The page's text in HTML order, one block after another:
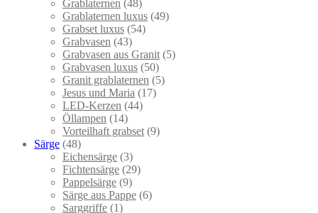
Grablaternen (48)
Grablaternen luxus (49)
Grabset luxus (54)
Grabvasen (43)
Grabvasen aus Granit (5)
Grabvasen luxus (50)
Granit grablaternen (5)
Jesus und Maria (17)
LED-Kerzen (44)
Öllampen (14)
Vorteilhaft grabset (9)
Särge (48)
Eichensärge (3)
Fichtensärge (29)
Pappelsärge (9)
Särge aus Pappe (6)
Sarggriffe (1)